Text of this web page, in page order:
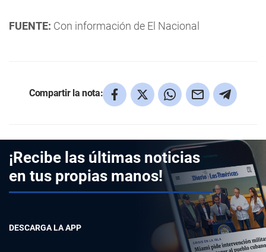
FUENTE: Con información de El Nacional
Compartir la nota:
¡Recibe las últimas noticias
en tus propias manos!
DESCARGA LA APP